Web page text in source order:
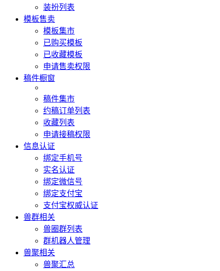
装扮列表
模板售卖
模板集市
已购买模板
已收藏模板
申请售卖权限
稿件橱窗
稿件集市
约稿订单列表
收藏列表
申请接稿权限
信息认证
绑定手机号
实名认证
绑定微信号
绑定支付宝
支付宝权威认证
兽群相关
兽圈群列表
群机器人管理
兽聚相关
兽聚汇总